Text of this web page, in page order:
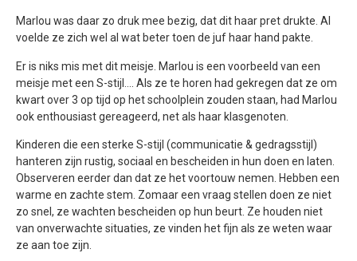
Marlou was daar zo druk mee bezig, dat dit haar pret drukte. Al
voelde ze zich wel al wat beter toen de juf haar hand pakte.
Er is niks mis met dit meisje. Marlou is een voorbeeld van een
meisje met een S-stijl…. Als ze te horen had gekregen dat ze om
kwart over 3 op tijd op het schoolplein zouden staan, had Marlou
ook enthousiast gereageerd, net als haar klasgenoten.
Kinderen die een sterke S-stijl (communicatie & gedragsstijl)
hanteren zijn rustig, sociaal en bescheiden in hun doen en laten.
Observeren eerder dan dat ze het voortouw nemen. Hebben een
warme en zachte stem. Zomaar een vraag stellen doen ze niet
zo snel, ze wachten bescheiden op hun beurt. Ze houden niet
van onverwachte situaties, ze vinden het fijn als ze weten waar
ze aan toe zijn.